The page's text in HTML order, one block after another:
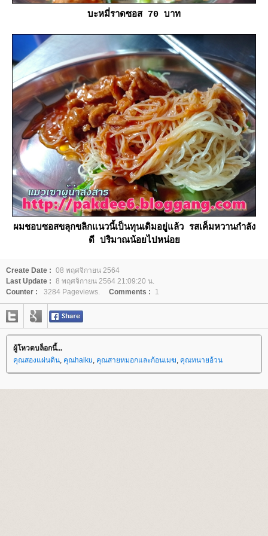
บะหมี่ราดซอส 70 บาท
ผมชอบซอสขลุกขลิกแนวนี้เป็นทุนเดิมอยู่แล้ว รสเค็มหวานกำลัง
ดี ปริมาณน้อยไปหน่อ
Create Date : 08 พฤศจิกายน 2564
Last Update : 8 พฤศจิกายน 2564 21:09:20 น.
Counter :
3284 Pageviews. Comments : 1
ผู้โหวตบล็อกนี้...
คุณสองแผ่นดิน, คุณhaiku, คุณสายหมอกและก้อนเมฆ, คุณทนายอ้วน